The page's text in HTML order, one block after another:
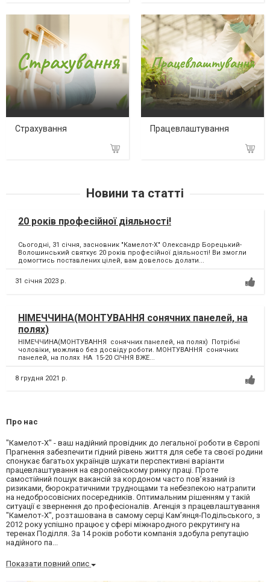
Страхування Працевлаштування
Новини та статті
20 років професійної діяльності!
Сьогодні, 31 січня, засновник "Камелот-Х" Олександр Борецький-
Волошинський святкує 20 років професійної діяльності! Ви змогли
домогтись поставлених цілей, вам довелось долати...
31 січня 2023 р.
НIМЕЧЧИНА(МОНТУВАННЯ сонячних панелей, на
полях)
НIМЕЧЧИНА(МОНТУВАННЯ сонячних панелей, на полях) Потрібні
чоловіки, можливо без досвіду роботи. МОНТУВАННЯ сонячних
панелей, на полях НА 15-20 СIЧНЯ ВЖЕ...
8 грудня 2021 р.
Про нас
"Камелот-Х" - ваш надійний провідник до легальної роботи в Європі
Прагнення забезпечити гідний рівень життя для себе та своєї родини
спонукає багатьох українців шукати перспективні варіанти
працевлаштування на європейському ринку праці. Проте
самостійний пошук вакансій за кордоном часто пов’язаний із
ризиками, бюрократичними труднощами та небезпекою натрапити
на недобросовісних посередників. Оптимальним рішенням у такій
ситуації є звернення до професіоналів. Агенція з працевлаштування
"Камелот-Х", розташована в самому серці Кам’янця-Подільського, з
2012 року успішно працює у сфері міжнародного рекрутингу на
теренах Поділля. За 14 років роботи компанія здобула репутацію
надійного па...
Показати повний опис